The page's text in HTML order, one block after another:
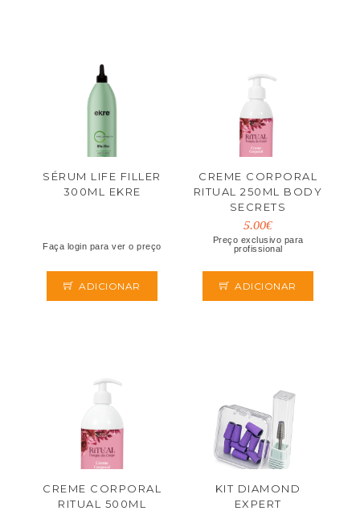
SÉRUM LIFE FILLER
300ML EKRE
Faça login para ver o preço
ADICIONAR
CREME CORPORAL
RITUAL 250ML BODY
SECRETS
5.00€
Preço exclusivo para
profissional
ADICIONAR
CREME CORPORAL
RITUAL 500ML
KIT DIAMOND
EXPERT